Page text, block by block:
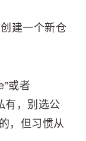
建一个新仓
或者
有，别选公
，但习惯从